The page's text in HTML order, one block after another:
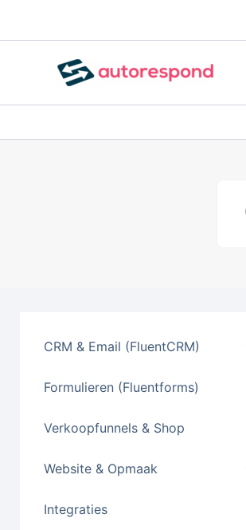
CRM & Email (FluentCRM)
Formulieren (Fluentforms)
Verkoopfunnels & Shop
Website & Opmaak
Integraties